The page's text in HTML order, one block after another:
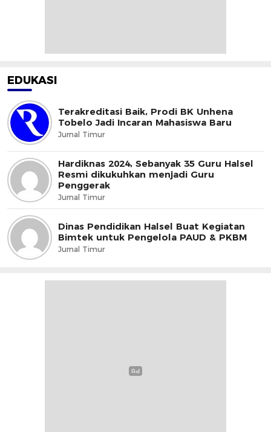
EDUKASI
Terakreditasi Baik, Prodi BK Unhena
Tobelo Jadi Incaran Mahasiswa Baru
Jurnal Timur
Hardiknas 2024, Sebanyak 35 Guru Halsel
Resmi dikukuhkan menjadi Guru
Penggerak
Jurnal Timur
Dinas Pendidikan Halsel Buat Kegiatan
Bimtek untuk Pengelola PAUD & PKBM
Jurnal Timur